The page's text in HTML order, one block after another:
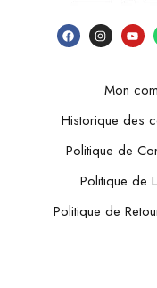
Mon
Historique des
Politique de
Politique de
Politique de